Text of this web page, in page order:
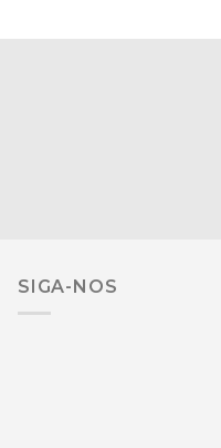
SIGA-NOS